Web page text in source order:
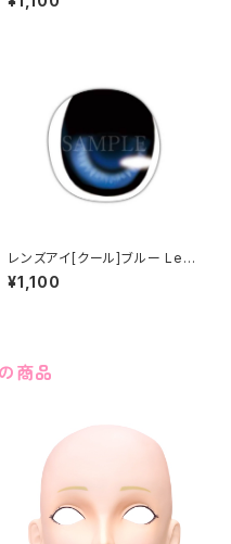
レンズアイ[クール]ブルー Lens
eye [Cool] Blue
¥1,100
商品